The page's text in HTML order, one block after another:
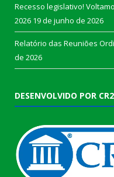
Recesso legislativo!
2026 19 de junho de 2026
Relatório das Reuniões
de 2026
DESENVOLVIDO POR CR2